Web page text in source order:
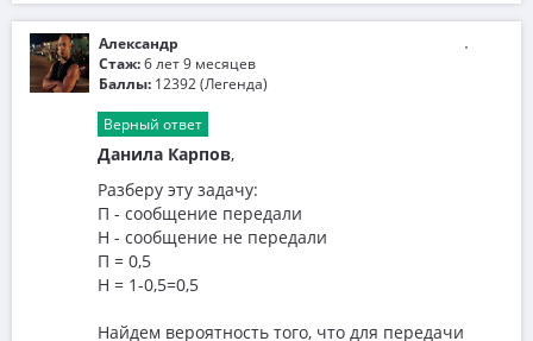
Александр
Стаж:6 лет 9 месяцев
Баллы: 12392 (Легенда)
Верный ответ
Данила Карпов,
Разберу эту задачу:
П - сообщение передали
Н - сообщение не передали
П = 0,5
Н = 1-0,5=0,5
Найдем вероятность того, что для передачи